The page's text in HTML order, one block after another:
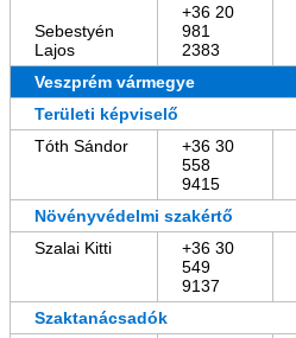
Sebestyén
Lajos
+36 20
981
2383
Veszprém vármegye
Területi képviselő
Tóth Sándor
+36 30
558
9415
Növényvédelmi szakértő
Szalai Kitti
+36 30
549
9137
Szaktanácsadók